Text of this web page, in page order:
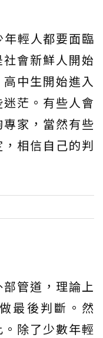
輕人都要面臨
會新鮮人開始
中生開始進入
茫。有些人會
家，當然有些
相信自己的判
管道，理論上
最後判斷。然
除了少數年輕